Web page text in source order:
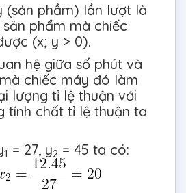
(sản phầm) lần lượt là
phẩm mà chiếc
(x; y > 0).
hệ giữa số phút và
chiếc máy đó làm
lượng tỉ lệ thuận với
tính chất tỉ lệ thuận ta
1 = 27, y2 = 45 ta có: